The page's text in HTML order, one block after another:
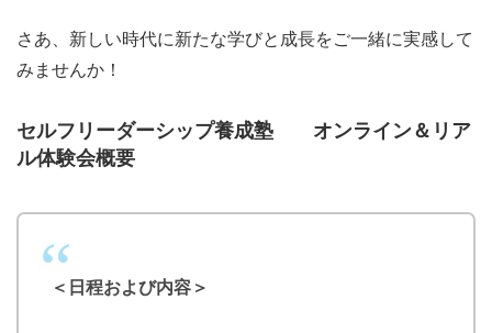
さあ、新しい時代に新たな学びと成長をご一緒に実感して
みませんか！
セルフリーダーシップ養成塾 オンライン＆リア
ル体験会概要
＜日程および内容＞